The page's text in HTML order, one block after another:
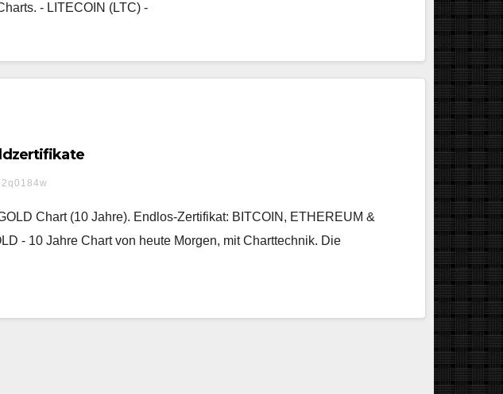
- LITECOIN (LTC) -
Chart (10 Jahre). Endlos-Zertifikat: BITCOIN, ETHEREUM &
- 10 Jahre Chart von heute Morgen, mit Charttechnik. Die